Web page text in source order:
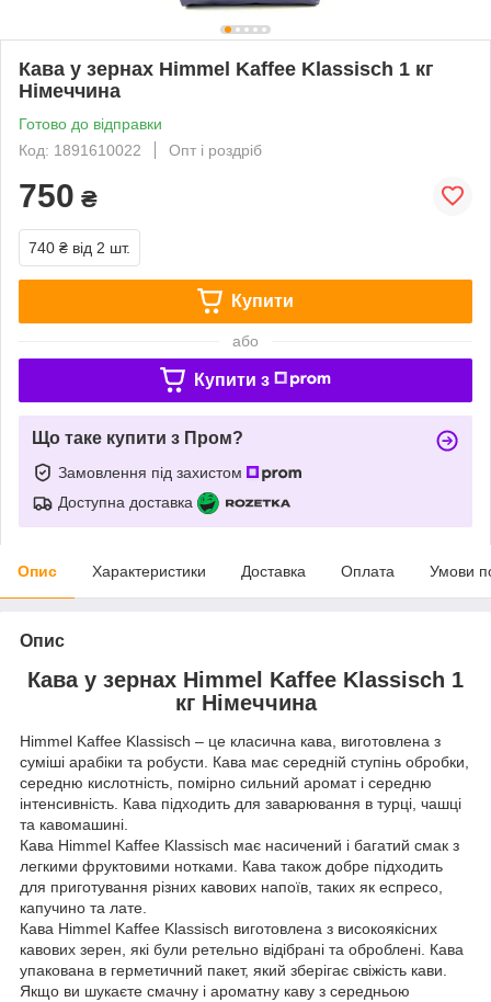
Кава у зернах Himmel Kaffee Klassisch 1 кг
Німеччина
Готово до відправки
Код: 1891610022
Опт і роздріб
750 ₴
740 ₴ від 2 шт.
Купити
або
Купити з
Що таке купити з Пром?
Замовлення під захистом
Доступна доставка
Опис Характеристики Доставка Оплата Умови
Опис
Кава у зернах Himmel Kaffee Klassisch 1
кг Німеччина
Himmel Kaffee Klassisch – це класична кава, виготовлена з
суміші арабіки та робусти. Кава має середній ступінь обробки,
середню кислотність, помірно сильний аромат і середню
інтенсивність. Кава підходить для заварювання в турці, чашці
та кавомашині.
Кава Himmel Kaffee Klassisch має насичений і багатий смак з
легкими фруктовими нотками. Кава також добре підходить
для приготування різних кавових напоїв, таких як еспресо,
капучино та лате.
Кава Himmel Kaffee Klassisch виготовлена з високоякісних
кавових зерен, які були ретельно відібрані та оброблені. Кава
упакована в герметичний пакет, який зберігає свіжість кави.
Якщо ви шукаєте смачну і ароматну каву з середньою